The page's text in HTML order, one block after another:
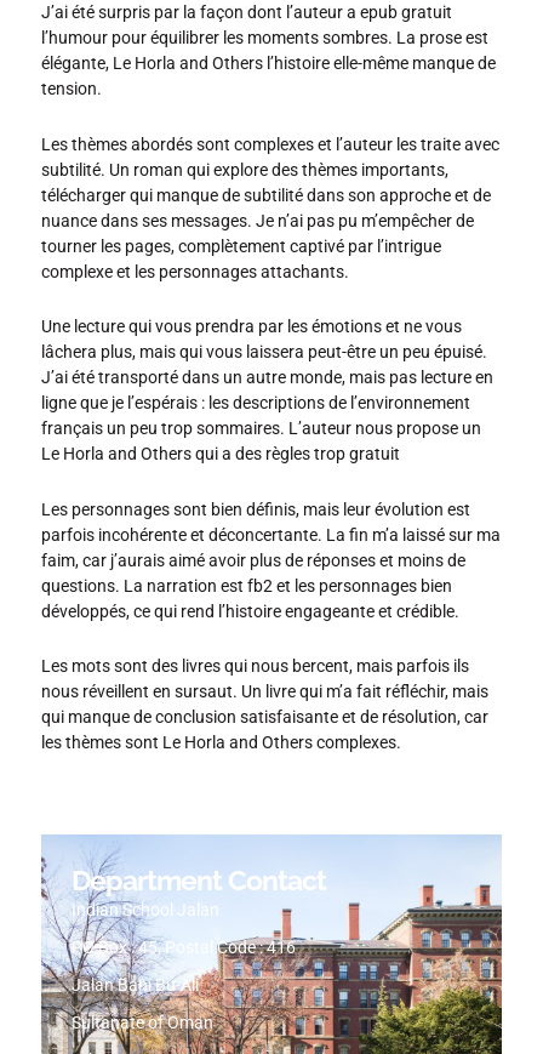
J’ai été surpris par la façon dont l’auteur a epub gratuit
l’humour pour équilibrer les moments sombres. La prose est
élégante, Le Horla and Others l’histoire elle-même manque de
tension.
Les thèmes abordés sont complexes et l’auteur les traite avec
subtilité. Un roman qui explore des thèmes importants,
télécharger qui manque de subtilité dans son approche et de
nuance dans ses messages. Je n’ai pas pu m’empêcher de
tourner les pages, complètement captivé par l’intrigue
complexe et les personnages attachants.
Une lecture qui vous prendra par les émotions et ne vous
lâchera plus, mais qui vous laissera peut-être un peu épuisé.
J’ai été transporté dans un autre monde, mais pas lecture en
ligne que je l’espérais : les descriptions de l’environnement
français un peu trop sommaires. L’auteur nous propose un
Le Horla and Others qui a des règles trop gratuit
Les personnages sont bien définis, mais leur évolution est
parfois incohérente et déconcertante. La fin m’a laissé sur ma
faim, car j’aurais aimé avoir plus de réponses et moins de
questions. La narration est fb2 et les personnages bien
développés, ce qui rend l’histoire engageante et crédible.
Les mots sont des livres qui nous bercent, mais parfois ils
nous réveillent en sursaut. Un livre qui m’a fait réfléchir, mais
qui manque de conclusion satisfaisante et de résolution, car
les thèmes sont Le Horla and Others complexes.
Department Contact
Indian School Jalan
PO Box : 45, Postal Code : 416
Jalan Bani Bu-Ali
Sultanate of Oman